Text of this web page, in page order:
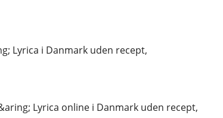
Lyrica i Danmark uden recept,
Lyrica online i Danmark uden recept,